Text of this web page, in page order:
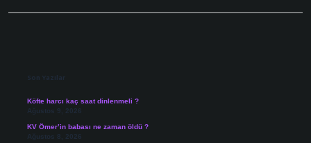
Son Yazılar
Köfte harcı kaç saat dinlenmeli ?
Ağustos 9, 2026
KV Ömer’in babası ne zaman öldü ?
Ağustos 8, 2026